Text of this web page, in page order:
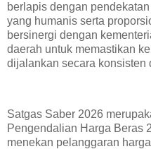
berlapis dengan
yang humanis serta
bersinergi dengan
daerah untuk memastikan
dijalankan secara konsisten
Satgas Saber 2026
Pengendalian Harga Beras
menekan pelanggaran